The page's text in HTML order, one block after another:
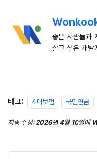
좋은 사람들과
살고 싶은 개발
태그: 4대보험 국민연금
최종 수정:2026년 4월 10일에